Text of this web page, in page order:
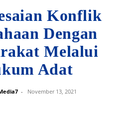
Konflik
Dengan
Melalui
Adat
- November 13, 2021